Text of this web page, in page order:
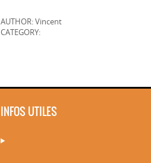
AUTHOR: Vincent
CATEGORY:
INFOS UTILES